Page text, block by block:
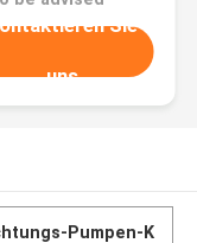
Sie
uns
Pumpen-K